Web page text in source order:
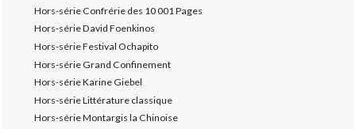
Hors-série Confrérie des 10 001 Pages
Hors-série David Foenkinos
Hors-série Festival Ochapito
Hors-série Grand Confinement
Hors-série Karine Giebel
Hors-série Littérature classique
Hors-série Montargis la Chinoise